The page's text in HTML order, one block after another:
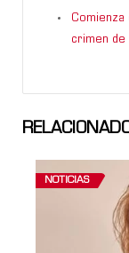
Comienza
crimen de
NOTICIAS